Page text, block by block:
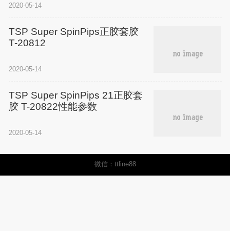
2020-05-14
TSP Super SpinPips正胶套胶
T-20812
2020-05-14
TSP Super SpinPips 21正胶套
胶 T-20822性能参数
2020-05-14
微信：ttline88